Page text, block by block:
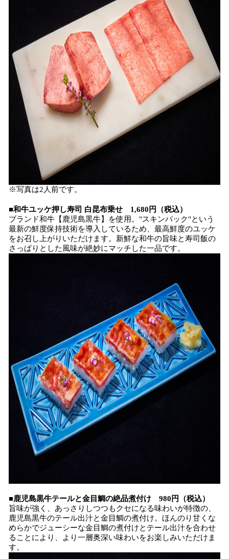
※写真は2人前です。
■和牛ユッケ押し寿司 白昆布乗せ 1,680円（税込）
ブランド和牛【鹿児島黒牛】を使用。"スキンパック"という
最新の鮮度保持技術を導入しているため、最高鮮度のユッケ
をお召し上がりいただけます。新鮮な和牛の旨味と寿司飯の
さっぱりとした風味が絶妙にマッチした一品です。
■鹿児島黒牛テールと金目鯛の絶品煮付け 980円（税込）
旨味が強く、あっさりしつつもクセになる味わいが特徴の、
鹿児島黒牛のテール出汁と金目鯛の煮付け。ほんのり甘くな
めらかでジューシーな金目鯛の煮付けとテール出汁を合わせ
ることにより、より一層奥深い味わいをお楽しみいただけま
す。